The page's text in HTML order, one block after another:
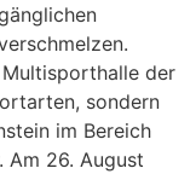
der
sondern
im Bereich
26. August